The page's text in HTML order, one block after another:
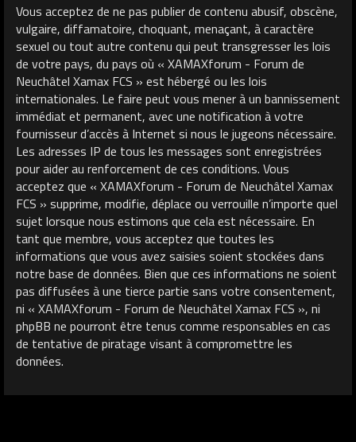
Vous acceptez de ne pas publier de contenu abusif, obscène,
vulgaire, diffamatoire, choquant, menaçant, à caractère
sexuel ou tout autre contenu qui peut transgresser les lois
de votre pays, du pays où « XAMAXforum - Forum de
Neuchâtel Xamax FCS » est hébergé ou les lois
internationales. Le faire peut vous mener à un bannissement
immédiat et permanent, avec une notification à votre
fournisseur d’accès à Internet si nous le jugeons nécessaire.
Les adresses IP de tous les messages sont enregistrées
pour aider au renforcement de ces conditions. Vous
acceptez que « XAMAXforum - Forum de Neuchâtel Xamax
FCS » supprime, modifie, déplace ou verrouille n’importe quel
sujet lorsque nous estimons que cela est nécessaire. En
tant que membre, vous acceptez que toutes les
informations que vous avez saisies soient stockées dans
notre base de données. Bien que ces informations ne soient
pas diffusées à une tierce partie sans votre consentement,
ni « XAMAXforum - Forum de Neuchâtel Xamax FCS », ni
phpBB ne pourront être tenus comme responsables en cas
de tentative de piratage visant à compromettre les
données.